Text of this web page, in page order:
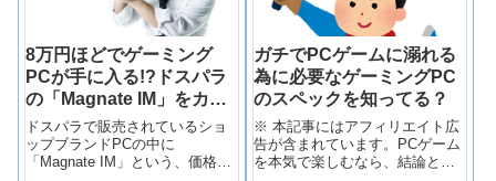
8万円ほどでゲーミング
PCが手に入る!?ドスパラ
の「Magnate IM」をカス
タマイズしてゲーミング
PC化する方法
ドスパラで販売されているショ
ップブランドPCの中に
「Magnate IM」という、価格の
ガチでPCゲームに溺れる
為に必要なゲーミングPC
のスペックを知ってる？
※ 本記事にはアフィリエイト広
告が含まれています。PCゲーム
を本気で楽しむなら、結論とし